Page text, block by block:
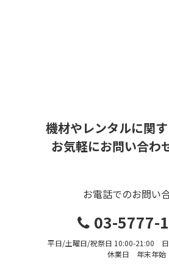
機材やレンタルに関
お気軽にお問い合わ
お電話でのお問い
03-5777-
平日/土曜日/祝祭日 10:00-21:00
休業日 年末年始